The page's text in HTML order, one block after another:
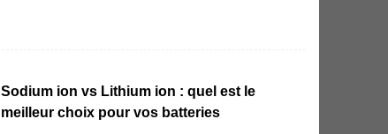
Sodium ion vs Lithium ion : quel est le
meilleur choix pour vos batteries